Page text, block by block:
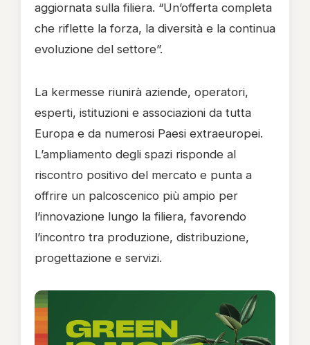
aggiornata sulla filiera. “Un’offerta completa
che riflette la forza, la diversità e la continua
evoluzione del settore”.
La kermesse riunirà aziende, operatori,
esperti, istituzioni e associazioni da tutta
Europa e da numerosi Paesi extraeuropei.
L’ampliamento degli spazi risponde al
riscontro positivo del mercato e punta a
offrire un palcoscenico più ampio per
l’innovazione lungo la filiera, favorendo
l’incontro tra produzione, distribuzione,
progettazione e servizi.